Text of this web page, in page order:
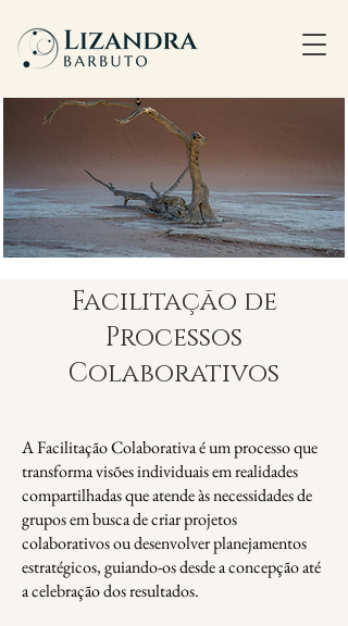
Facilitação de
Processos
Colaborativos
A Facilitação Colaborativa é um processo que
transforma visões individuais em realidades
compartilhadas que atende às necessidades de
grupos em busca de criar projetos
colaborativos ou desenvolver planejamentos
estratégicos, guiando-os desde a concepção até
a celebração dos resultados.